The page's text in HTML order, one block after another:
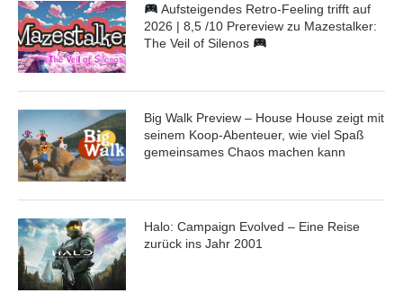
Aufsteigendes Retro-Feeling trifft auf
2026 | 8,5 /10 Prereview zu Mazestalker:
The Veil of Silenos
Big Walk Preview – House House zeigt mit
seinem Koop-Abenteuer, wie viel Spaß
gemeinsames Chaos machen kann
Halo: Campaign Evolved – Eine Reise
zurück ins Jahr 2001